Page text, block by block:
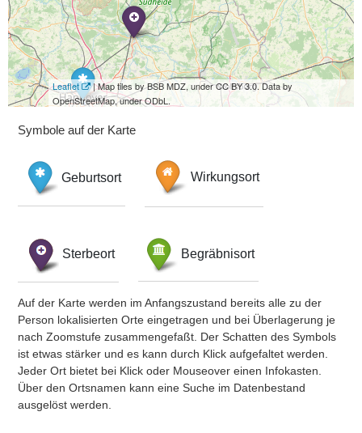
Leaflet
| Map tiles by BSB MDZ, under CC BY 3.0. Data by
OpenStreetMap, under ODbL.
Symbole auf der Karte
Geburtsort Wirkungsort
Sterbeort Begräbnisort
Auf der Karte werden im Anfangszustand bereits alle zu der
Person lokalisierten Orte eingetragen und bei Überlagerung je
nach Zoomstufe zusammengefaßt. Der Schatten des Symbols
ist etwas stärker und es kann durch Klick aufgefaltet werden.
Jeder Ort bietet bei Klick oder Mouseover einen Infokasten.
Über den Ortsnamen kann eine Suche im Datenbestand
ausgelöst werden.